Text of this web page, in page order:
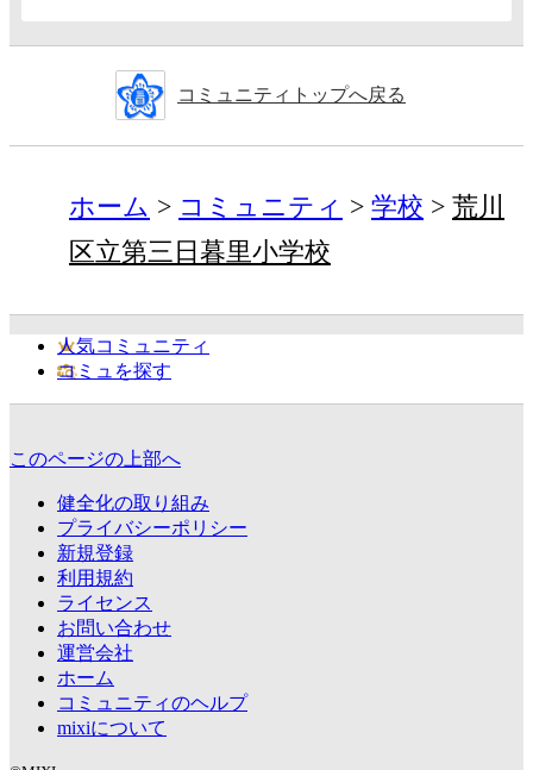
コミュニティトップへ戻る
ホーム コミュニティ 学校
荒川
区立第三日暮里小学校
人気コミュニティ
コミュを探す
このページの上部へ
健全化の取り組み
プライバシーポリシー
新規登録
利用規約
ライセンス
お問い合わせ
運営会社
ホーム
コミュニティのヘルプ
mixiについて